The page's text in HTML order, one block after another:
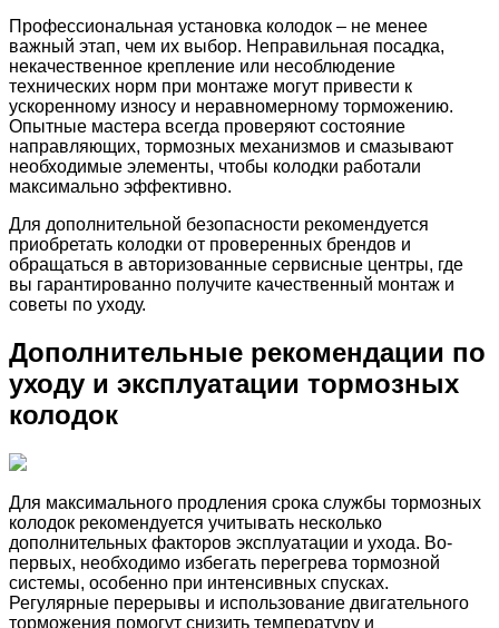
Профессиональная установка колодок – не менее
важный этап, чем их выбор. Неправильная посадка,
некачественное крепление или несоблюдение
технических норм при монтаже могут привести к
ускоренному износу и неравномерному торможению.
Опытные мастера всегда проверяют состояние
направляющих, тормозных механизмов и смазывают
необходимые элементы, чтобы колодки работали
максимально эффективно.
Для дополнительной безопасности рекомендуется
приобретать колодки от проверенных брендов и
обращаться в авторизованные сервисные центры, где
вы гарантированно получите качественный монтаж и
советы по уходу.
Дополнительные рекомендации по
уходу и эксплуатации тормозных
колодок
Для максимального продления срока службы тормозных
колодок рекомендуется учитывать несколько
дополнительных факторов эксплуатации и ухода. Во-
первых, необходимо избегать перегрева тормозной
системы, особенно при интенсивных спусках.
Регулярные перерывы и использование двигательного
торможения помогут снизить температуру и